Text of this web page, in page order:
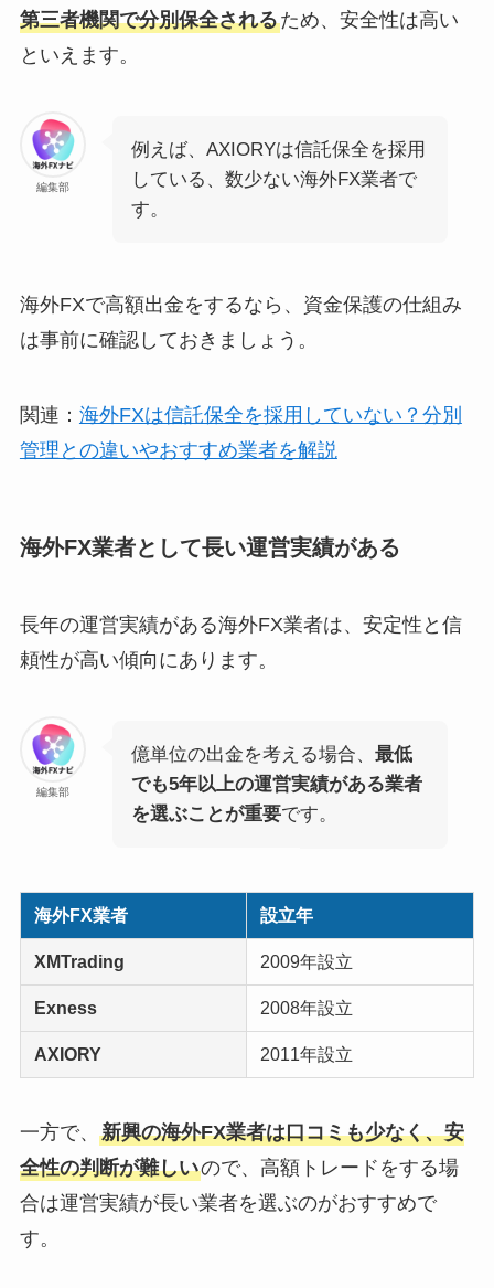
第三者機関で分別保全されるため、安全性は高い
といえます。
編集部
例えば、AXIORYは信託保全を採用
している、数少ない海外FX業者で
す。
海外FXで高額出金をするなら、資金保護の仕組み
は事前に確認しておきましょう。
関連： 海外FXは信託保全を採用していない？分別
管理との違いやおすすめ業者を解説
海外FX業者として長い運営実績がある
長年の運営実績がある海外FX業者は、安定性と信
頼性が高い傾向にあります。
編集部
億単位の出金を考える場合、 最低
でも5年以上の運営実績がある業者
を選ぶことが重要です。
海外FX業者 設立年
XMTrading 2009年設立
Exness 2008年設立
AXIORY 2011年設立
一方で、 新興の海外FX業者は口コミも少なく、安
全性の判断が難しいので、高額トレードをする場
合は運営実績が長い業者を選ぶのがおすすめで
す。